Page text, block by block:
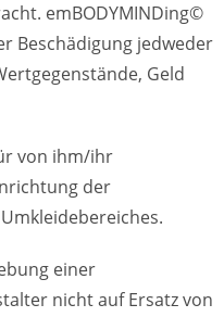
emBODYMINDing©
Beschädigung jedweder
Geld
von ihm/ihr
der
einer
nicht auf Ersatz von